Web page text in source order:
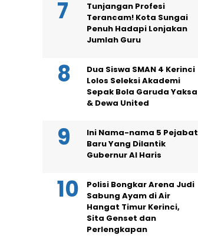
Tunjangan Profesi
Terancam! Kota Sungai
Penuh Hadapi Lonjakan
Jumlah Guru
Dua Siswa SMAN 4 Kerinci
Lolos Seleksi Akademi
Sepak Bola Garuda Yaksa
& Dewa United
Ini Nama-nama 5 Pejabat
Baru Yang Dilantik
Gubernur Al Haris
Polisi Bongkar Arena Judi
Sabung Ayam di Air
Hangat Timur Kerinci,
Sita Genset dan
Perlengkapan